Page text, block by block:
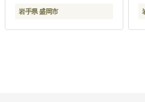
酒 アルコール 瓶ビール
土産 岩手 岩手県 盛岡市
岩手県 盛岡市